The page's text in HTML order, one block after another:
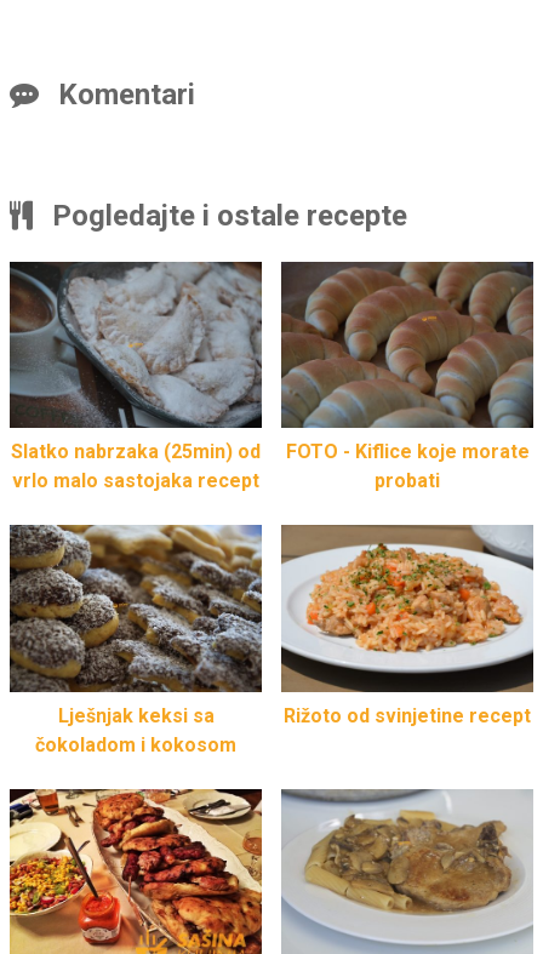
Komentari
Pogledajte i ostale recepte
Slatko nabrzaka (25min) od
vrlo malo sastojaka recept
FOTO - Kiflice koje morate
probati
Lješnjak keksi sa
čokoladom i kokosom
Rižoto od svinjetine recept